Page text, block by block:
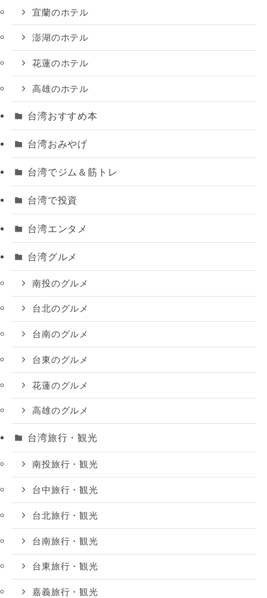
宜蘭のホテル
澎湖のホテル
花蓮のホテル
高雄のホテル
台湾おすすめ本
台湾おみやげ
台湾でジム＆筋トレ
台湾で投資
台湾エンタメ
台湾グルメ
南投のグルメ
台北のグルメ
台南のグルメ
台東のグルメ
花蓮のグルメ
高雄のグルメ
台湾旅行・観光
南投旅行・観光
台中旅行・観光
台北旅行・観光
台南旅行・観光
台東旅行・観光
嘉義旅行・観光